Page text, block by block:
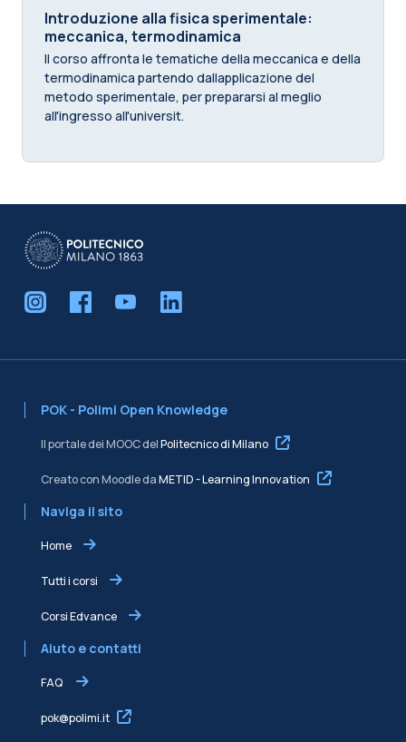
Introduzione alla fisica sperimentale:
meccanica, termodinamica
Il corso affronta le tematiche della meccanica e della
termodinamica partendo dallapplicazione del
metodo sperimentale, per prepararsi al meglio
all'ingresso all'universit.
POK - Polimi Open Knowledge
Il portale dei MOOC delPolitecnico di Milano
Creato con Moodle daMETID - Learning Innovation
Naviga il sito
Home
Tutti i corsi
Corsi Edvance
Aiuto e contatti
FAQ
pok@polimi.it